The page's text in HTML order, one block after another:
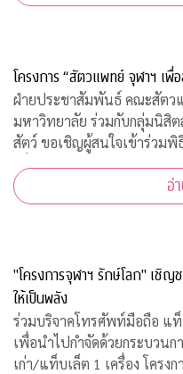
โครงการ “สัตวแพทย์ จุฬาฯ เพื่
ฝ่ายประชาสัมพันธ์ คณะสัตว
มหาวิทยาลัย ร่วมกับกลุ่มนิสิ
สัตว์ ขอเชิญผู้สนใจเข้าร่วมพิ
เพื่อสวัสดิภาพสัตว์ในรั้วจุฬ
เวลา 08.45 – 10.00 น. ณ ห้
อ่
"โครงการจุฬาฯ รักษ์โลก" เชิ
ให้เป็นพลัง
ร่วมบริจาคโทรศัพท์มือถือ แ
เพื่อนำไปกำจัดด้วยกระบวนกา
เก่า/แท็บเล็ต 1 เครื่อง โครง